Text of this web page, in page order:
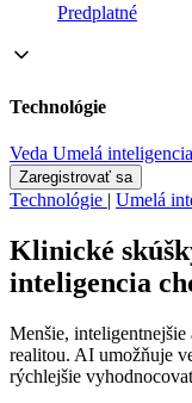
Predplatné
Technológie
Veda Umelá inteligencia
Zaregistrovať sa
Technológie | Umelá
Klinické
inteligencia
Menšie,
realitou. AI umožňuje
rýchlejšie